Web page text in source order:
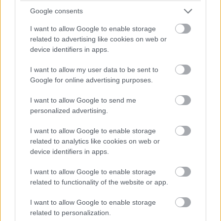
Google consents
I want to allow Google to enable storage
related to advertising like cookies on web or
device identifiers in apps.
I want to allow my user data to be sent to
Google for online advertising purposes.
I want to allow Google to send me
personalized advertising.
I want to allow Google to enable storage
related to analytics like cookies on web or
device identifiers in apps.
I want to allow Google to enable storage
related to functionality of the website or app.
I want to allow Google to enable storage
related to personalization.
Az élről induló Hoshinót megpördülése és az azt
követő kiállás a mezőny legvégére varázsolta vissza.
géposztályához: Lapierre vezet a #36-os Signatech-kel Vergne
előtt (G-Drive #26), míg Vaxiviere a 3. helyről állt ki a